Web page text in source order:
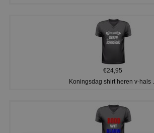
€24,95
Koningsdag shirt heren v-hals ...